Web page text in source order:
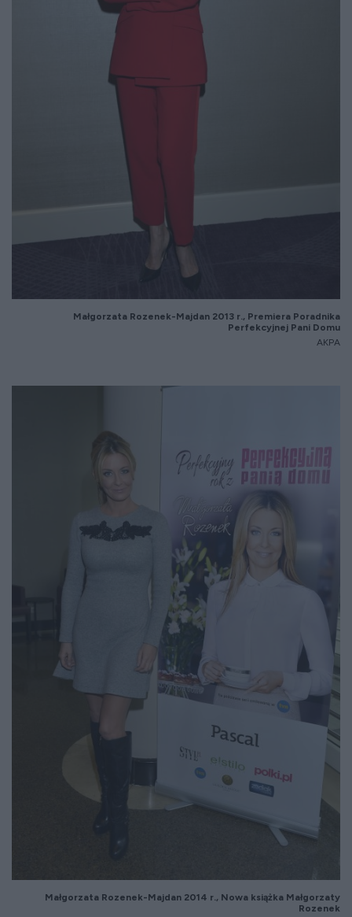
Małgorzata Rozenek-Majdan 2013 r., Premiera Poradnika
Perfekcyjnej Pani Domu
AKPA
Małgorzata Rozenek-Majdan 2014 r., Nowa książka Małgorzaty
Rozenek